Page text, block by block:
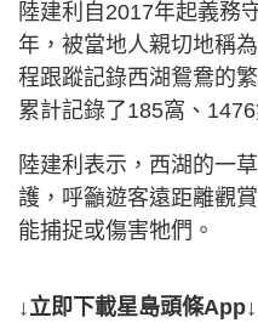
陸建利自2017年起義務
年，被當地人親切地稱
程跟蹤記錄西湖鴛鴦的
累計記錄了185窩、
陸建利表示，西湖的一
護，呼籲遊客遠距離觀
能捕捉或傷害牠們。
↓立即下載星島頭條App↓